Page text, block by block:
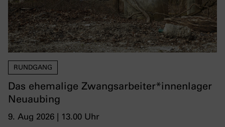
RUNDGANG
Das ehemalige Zwangsarbeiter*innenlager
Neuaubing
9. Aug 2026 | 13.00 Uhr